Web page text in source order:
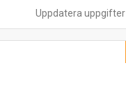
Uppdatera uppgifter